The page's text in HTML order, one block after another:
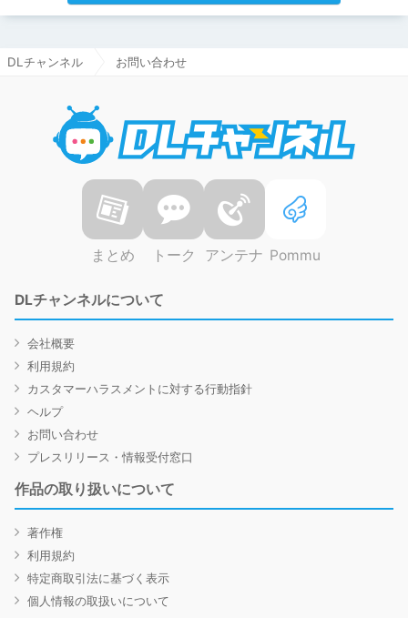
DLチャンネル お問い合わせ
まとめ トーク アンテナ Pommu
DLチャンネルについて
会社概要
利用規約
カスタマーハラスメントに対する行動指針
ヘルプ
お問い合わせ
プレスリリース・情報受付窓口
作品の取り扱いについて
著作権
利用規約
特定商取引法に基づく表示
個人情報の取扱いについて